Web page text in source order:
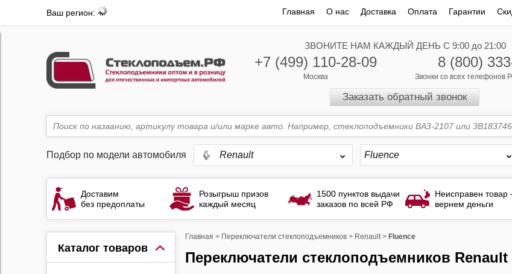
Ваш регион: Главная О нас Доставка Оплата Гарантии
ЗВОНИТЕ НАМ КАЖДЫЙ ДЕНЬ С 9:00 до 21:00
+7 (499) 110-28-09
Москва
8 (800)
Звонки со всех телефонов
Заказать обратный звонок
Подбор по модели автомобиля Renault Fluence
Доставим
без предоплаты
Розыгрыш призов
каждый месяц
1500 пунктов выдачи
заказов по всей РФ
Неисправен товар
вернем деньги
Каталог товаров
Главная > Переключатели стеклоподъемников > Renault > Fluence
Переключатели стеклоподъемников